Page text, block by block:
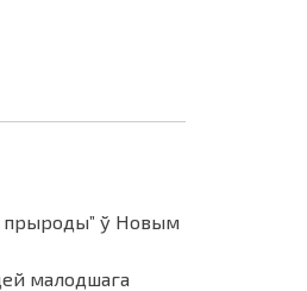
прыроды” ў Новым
малодшага